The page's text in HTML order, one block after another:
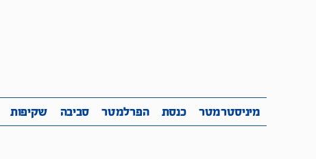
מיניסטרמטר כנסת הפרלמטר סביבה שקיפות
מיניסטרמטר כנסת הפרלמטר